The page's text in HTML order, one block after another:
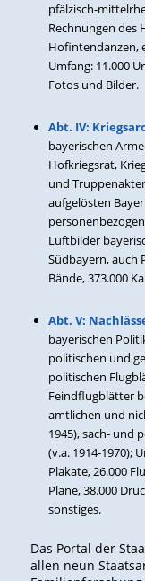
pfälzisch-
Rechnungen des
Hofintendanzen,
Umfang: 11.000
Fotos und Bilder.
Abt. IV:
bayerischen
Hofkriegsrat,
und
aufgelösten
Luftbilder
Südbayern, auch
Bände, 373.000
Abt. V:
bayerischen
politischen und
politischen
Feindflugblätter
amtlichen und
1945), sach- und
(v.a. 1914-1970);
Plakate, 26.000
Pläne, 38.000
sonstiges.
Das Portal der
allen neun